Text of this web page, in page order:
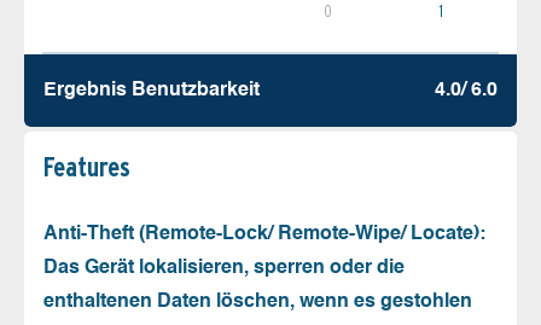
0 1
Ergebnis Benutz­barkeit 4.0/ 6.0
Features
Anti-Theft (Remote-Lock/ Remote-Wipe/ Locate):
Das Gerät lokalisieren, sperren oder die
enthaltenen Daten löschen, wenn es gestohlen